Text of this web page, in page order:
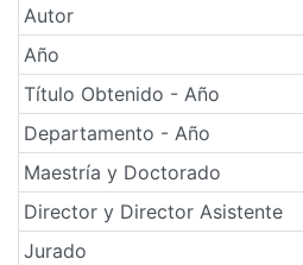
Autor
Año
Título Obtenido - Año
Departamento - Año
Maestría y Doctorado
Director y Director Asistente
Jurado